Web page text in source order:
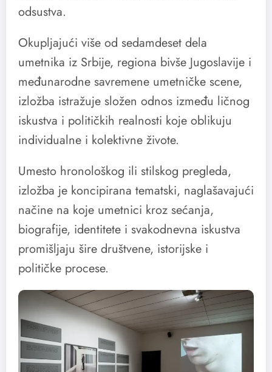
odsustva.
Okupljajući više od sedamdeset dela
umetnika iz Srbije, regiona bivše Jugoslavije i
međunarodne savremene umetničke scene,
izložba istražuje složen odnos između ličnog
iskustva i političkih realnosti koje oblikuju
individualne i kolektivne živote.
Umesto hronološkog ili stilskog pregleda,
izložba je koncipirana tematski, naglašavajući
načine na koje umetnici kroz sećanja,
biografije, identitete i svakodnevna iskustva
promišljaju šire društvene, istorijske i
političke procese.